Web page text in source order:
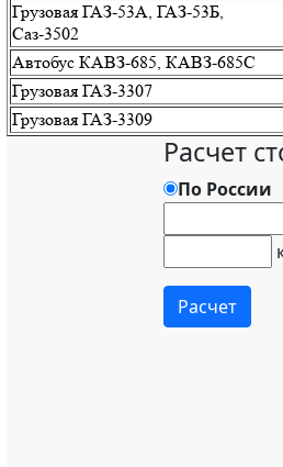
Грузовая ГАЗ-53А, ГАЗ-53Б,
Саз-3502
Автобус КАВЗ-685, КАВЗ-685С
Грузовая ГАЗ-3307
Грузовая ГАЗ-3309